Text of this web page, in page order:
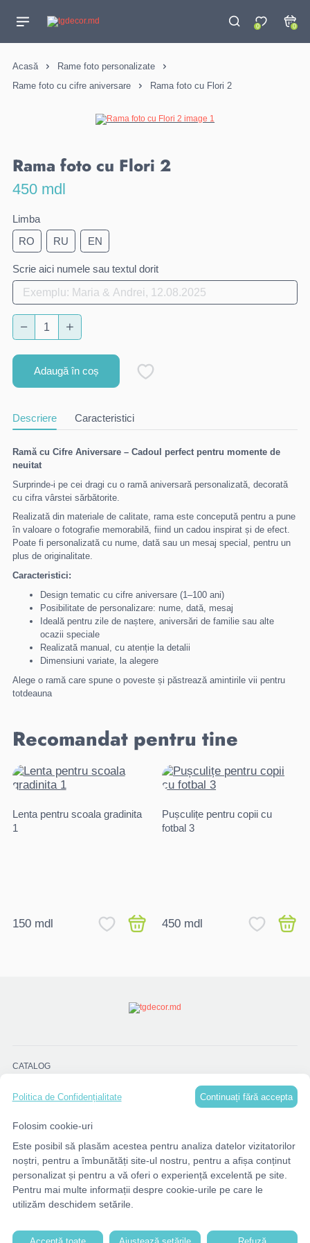
0 0
Acasă
Rame foto personalizate
Rame foto cu cifre aniversare
Rama foto cu Flori 2
Rama foto cu Flori 2
450 mdl
Limba
RO
RU EN
Scrie aici numele sau textul dorit
Adaugă în coș
Descriere Caracteristici
Ramă cu Cifre Aniversare – Cadoul perfect pentru momente de
neuitat
Surprinde-i pe cei dragi cu o ramă aniversară personalizată, decorată
cu cifra vârstei sărbătorite.
Realizată din materiale de calitate, rama este concepută pentru a pune
în valoare o fotografie memorabilă, fiind un cadou inspirat și de efect.
Poate fi personalizată cu nume, dată sau un mesaj special, pentru un
plus de originalitate.
Caracteristici:
Design tematic cu cifre aniversare (1–100 ani)
Posibilitate de personalizare: nume, dată, mesaj
Ideală pentru zile de naștere, aniversări de familie sau alte
ocazii speciale
Realizată manual, cu atenție la detalii
Dimensiuni variate, la alegere
Alege o ramă care spune o poveste și păstrează amintirile vii pentru
totdeauna
Recomandat pentru tine
Lenta pentru scoala gradinita
1
150 mdl
Pușculițe pentru copii cu
fotbal 3
450 mdl
CATALOG
CONTACTE
Politica de Confidențialitate Continuați fără accepta
Folosim cookie-uri
Este posibil să plasăm acestea pentru analiza datelor vizitatorilor
noștri, pentru a îmbunătăți site-ul nostru, pentru a afișa conținut
personalizat și pentru a vă oferi o experiență excelentă pe site.
Pentru mai multe informații despre cookie-urile pe care le
utilizăm deschidem setările.